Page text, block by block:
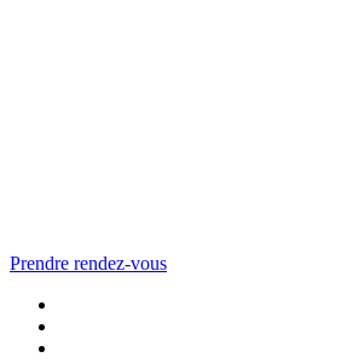
Prendre rendez-vous